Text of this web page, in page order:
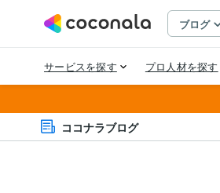
ココナラブログ